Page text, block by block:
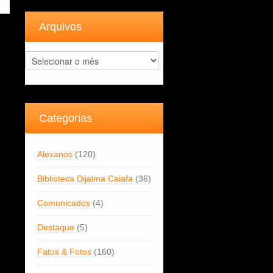
Arquivos
Arquivos
Categorias
Alexanos(120)
Biblioteca Dijalma Caiafa(36)
Comunicados(4)
Destaque(5)
Fatos & Fotos(160)